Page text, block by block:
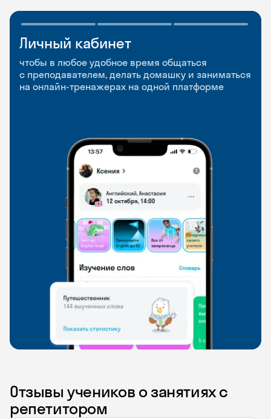
Личный кабинет
чтобы в любое удобное время общаться
с преподавателем, делать домашку и заниматься
на онлайн-тренажерах на одной платформе
Мобильное
приложение
чтобы заниматься и изучать новые слова где
и когда удобно
Разговорные клубы
и Talks
Групповые занятия для разговорной практики
и индивидуальные встречи с преподавателями
Отзывы учеников о занятиях с
репетитором